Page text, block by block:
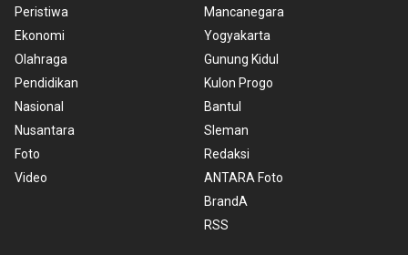
Peristiwa
Ekonomi
Olahraga
Pendidikan
Nasional
Nusantara
Foto
Video
Mancanegara
Yogyakarta
Gunung Kidul
Kulon Progo
Bantul
Sleman
Redaksi
ANTARA Foto
BrandA
RSS